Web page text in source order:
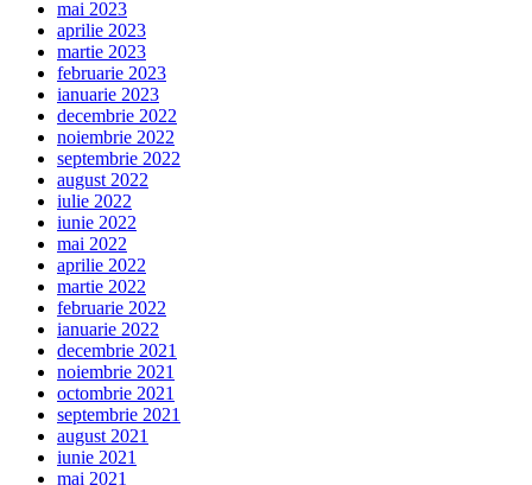
mai 2023
aprilie 2023
martie 2023
februarie 2023
ianuarie 2023
decembrie 2022
noiembrie 2022
septembrie 2022
august 2022
iulie 2022
iunie 2022
mai 2022
aprilie 2022
martie 2022
februarie 2022
ianuarie 2022
decembrie 2021
noiembrie 2021
octombrie 2021
septembrie 2021
august 2021
iunie 2021
mai 2021